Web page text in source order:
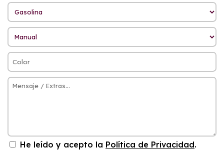
He leído y acepto la Política de Privacidad.